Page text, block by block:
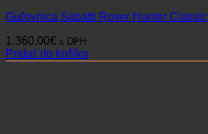
Guľovnica Sabatti Rover Hunter Classic
1.360,00€ s DPH
Pridať do košíka